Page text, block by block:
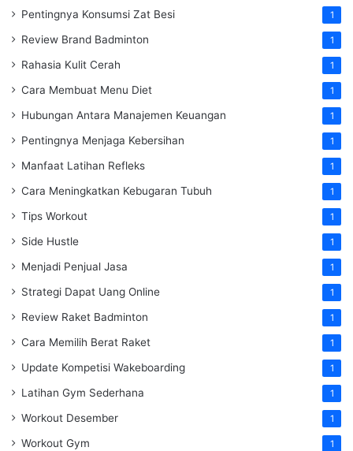
Pentingnya Konsumsi Zat Besi 1
Review Brand Badminton 1
Rahasia Kulit Cerah 1
Cara Membuat Menu Diet 1
Hubungan Antara Manajemen Keuangan 1
Pentingnya Menjaga Kebersihan 1
Manfaat Latihan Refleks 1
Cara Meningkatkan Kebugaran Tubuh 1
Tips Workout 1
Side Hustle 1
Menjadi Penjual Jasa 1
Strategi Dapat Uang Online 1
Review Raket Badminton 1
Cara Memilih Berat Raket 1
Update Kompetisi Wakeboarding 1
Latihan Gym Sederhana 1
Workout Desember 1
Workout Gym 1